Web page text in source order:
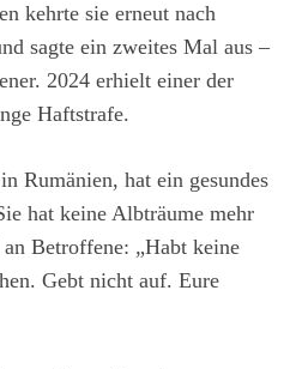
kehrte sie erneut nach
sagte ein zweites Mal aus –
2024 erhielt einer der
Haftstrafe.
Rumänien, hat ein gesundes
hat keine Albträume mehr
Betroffene: „Habt keine
Gebt nicht auf. Eure